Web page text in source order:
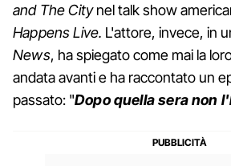
and The Citynel talk show
Happens Live. L'attore, invece, in
News, ha spiegato come mai la
andata avanti e ha raccontato un
passato: "Dopo quella sera non